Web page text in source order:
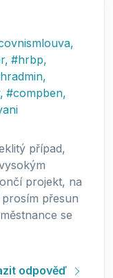
,
, #hrbp,
hradmin,
, #compben,
případ,
projekt, na
přesun
se
odpověď